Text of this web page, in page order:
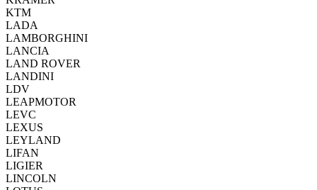
KTM
LADA
LAMBORGHINI
LANCIA
LAND ROVER
LANDINI
LDV
LEAPMOTOR
LEVC
LEXUS
LEYLAND
LIFAN
LIGIER
LINCOLN